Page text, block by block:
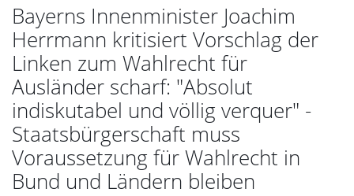
Bayerns Innenminister Joachim
Herrmann kritisiert Vorschlag der
Linken zum Wahlrecht für
Ausländer scharf: "Absolut
indiskutabel und völlig verquer" -
Staatsbürgerschaft muss
Voraussetzung für Wahlrecht in
Bund und Ländern bleiben